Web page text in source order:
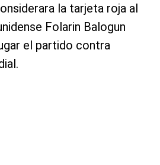
la tarjeta roja al
Folarin Balogun
el partido contra